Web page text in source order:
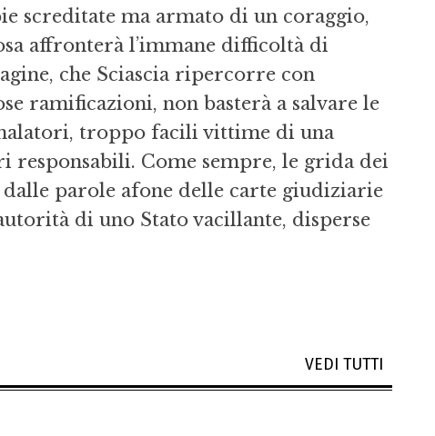
screditate ma armato di un coraggio,
affronterà l’immane difficoltà di
che Sciascia ripercorre con
ramificazioni, non basterà a salvare le
troppo facili vittime di una
responsabili. Come sempre, le grida dei
parole afone delle carte giudiziarie
di uno Stato vacillante, disperse
VEDI TUTTI